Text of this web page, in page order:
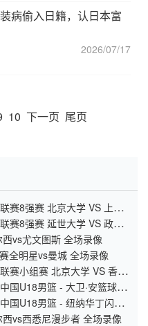
病偷入日籍，认日本富
2026/07/17
10 下一页 尾页
赛8强赛 北京大学 VS 上海
赛8强赛 延世大学 VS 政治
vs尤文图斯 全场录像
全明星vs曼城 全场录像
赛小组赛 北京大学 VS 香港
国U18男篮 - 大卫·安篮球学
国U18男篮 - 纽纳华丁闪电
vs西悉尼漫步者 全场录像